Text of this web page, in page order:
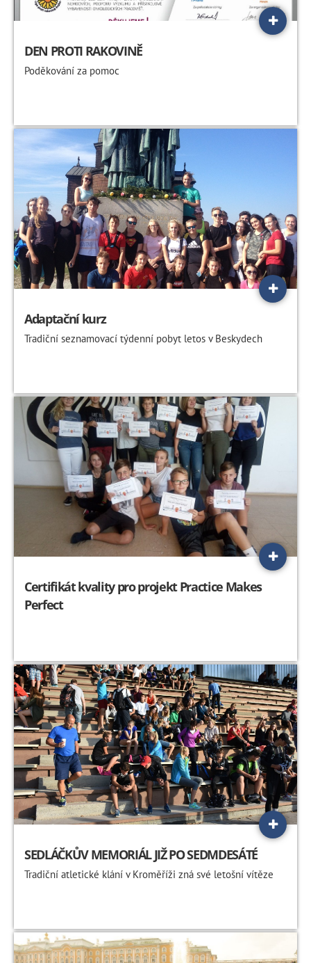
DEN PROTI RAKOVINĚ
Poděkování za pomoc
Adaptační kurz
Tradiční seznamovací týdenní pobyt letos v Beskydech
Certifikát kvality pro projekt Practice Makes
Perfect
SEDLÁČKŮV MEMORIÁL JIŽ PO SEDMDESÁTÉ
Tradiční atletické klání v Kroměříži zná své letošní vítěze